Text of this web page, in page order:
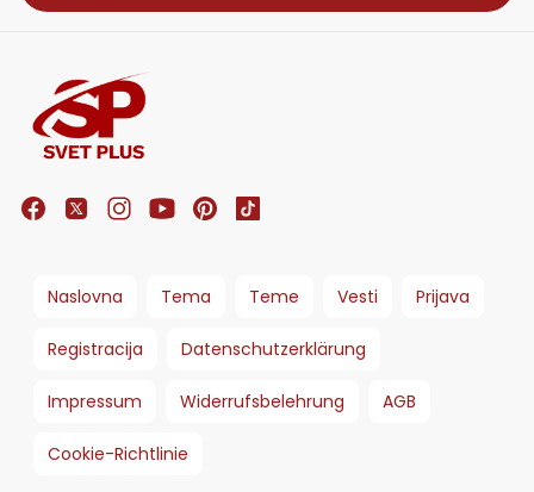
Naslovna Tema Teme Vesti Prijava
Registracija Datenschutzerklärung
Impressum Widerrufsbelehrung AGB
Cookie-Richtlinie